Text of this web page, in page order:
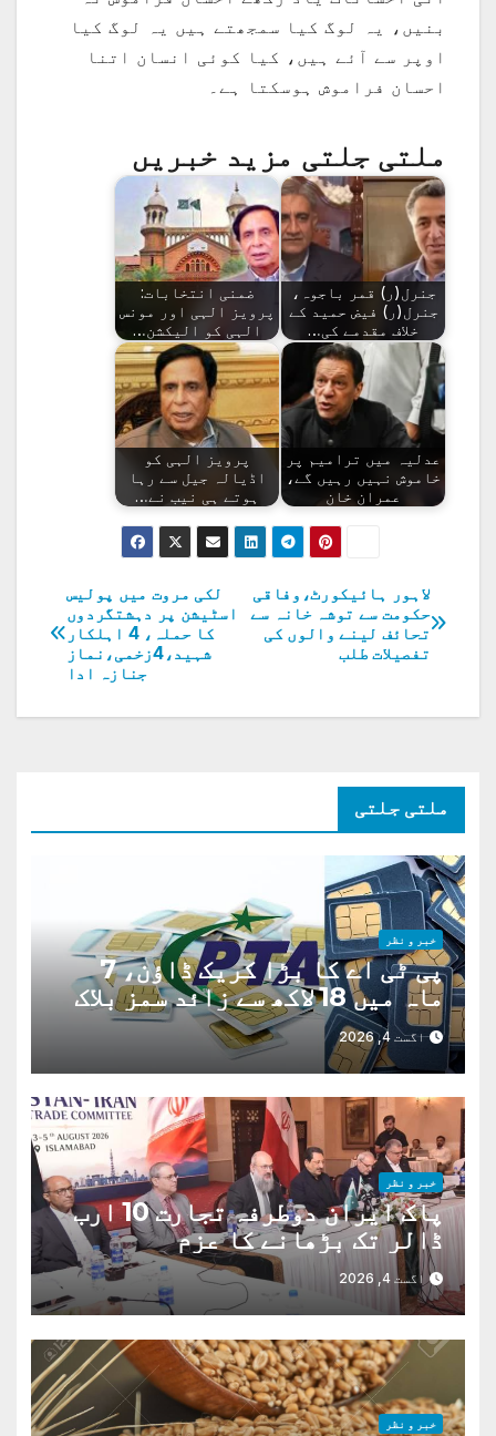
بنیں، یہ لوگ کیا سمجھتے ہیں یہ لوگ کیا
اوپر سے آئے ہیں، کیا کوئی انسان اتنا
احسان فراموش ہوسکتا ہے۔
ملتی جلتی مزید خبریں
جنرل(ر) قمر باجوہ،
جنرل(ر) فیض حمید کے
خلاف مقدمے کی…
ضمنی انتخابات:
پرویز الہی اور مونس
الہی کو الیکشن…
عدلیہ میں ترامیم پر
خاموش نہیں رہیں گے،
عمران خان
پرویز الہی کو
اڈیالہ جیل سے رہا
ہوتے ہی نیب نے…
پوسٹوں
کی
لکی مروت میں پولیس
اسٹیشن پر دہشتگردوں
کا حملہ، 4 اہلکار
شہید،4زخمی،نماز
جنازہ ادا
لاہور ہائیکورٹ،وفاقی
حکومت سے توشہ خانہ سے
تحائف لینے والوں کی
تفصیلات طلب
ملتی جلتی
خبر و نظر
پی ٹی اے کا بڑا کریک ڈاؤن، 7
ماہ میں 18 لاکھ سے زائد سمز بلاک
اگست 4, 2026
خبر و نظر
پاک ایران دوطرفہ تجارت 10 ارب
ڈالر تک بڑھانے کا عزم
اگست 4, 2026
خبر و نظر